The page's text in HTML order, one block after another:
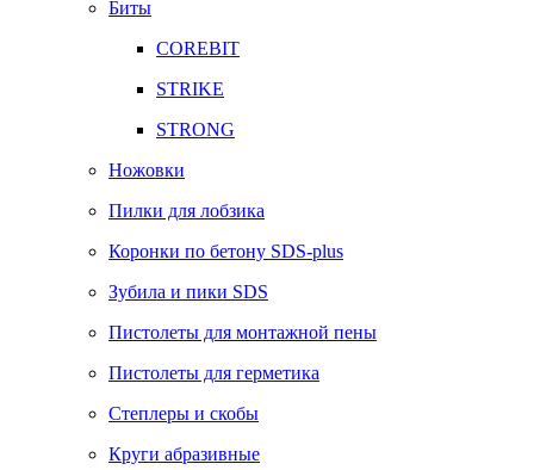
Биты
COREBIT
STRIKE
STRONG
Ножовки
Пилки для лобзика
Коронки по бетону SDS-plus
Зубила и пики SDS
Пистолеты для монтажной пены
Пистолеты для герметика
Степлеры и скобы
Круги абразивные